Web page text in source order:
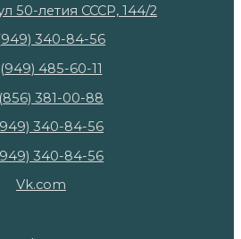
50-летия СССР, 144/2
340-84-56
485-60-11
381-00-88
340-84-56
340-84-56
Vk.com